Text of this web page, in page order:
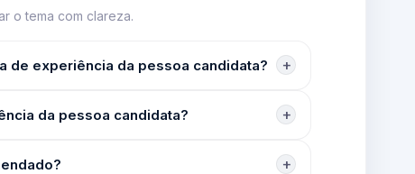
o tema com clareza.
de experiência da pessoa candidata?
da pessoa candidata?